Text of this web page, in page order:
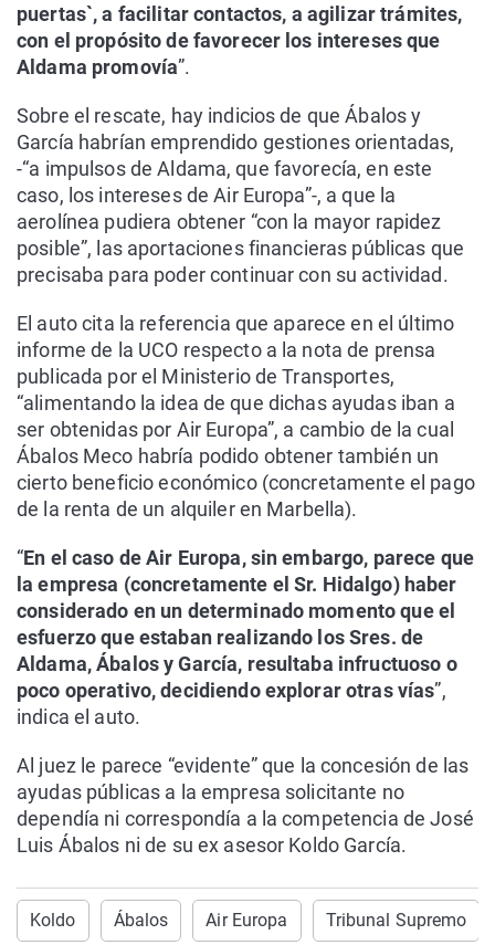
puertas`, a facilitar contactos, a agilizar trámites,
con el propósito de favorecer los intereses que
Aldama promovía”.
Sobre el rescate, hay indicios de que Ábalos y
García habrían emprendido gestiones orientadas,
-“a impulsos de Aldama, que favorecía, en este
caso, los intereses de Air Europa”-, a que la
aerolínea pudiera obtener “con la mayor rapidez
posible”, las aportaciones financieras públicas que
precisaba para poder continuar con su actividad.
El auto cita la referencia que aparece en el último
informe de la UCO respecto a la nota de prensa
publicada por el Ministerio de Transportes,
“alimentando la idea de que dichas ayudas iban a
ser obtenidas por Air Europa”, a cambio de la cual
Ábalos Meco habría podido obtener también un
cierto beneficio económico (concretamente el pago
de la renta de un alquiler en Marbella).
“En el caso de Air Europa, sin embargo, parece que
la empresa (concretamente el Sr. Hidalgo) haber
considerado en un determinado momento que el
esfuerzo que estaban realizando los Sres. de
Aldama, Ábalos y García, resultaba infructuoso o
poco operativo, decidiendo explorar otras vías”,
indica el auto.
Al juez le parece “evidente” que la concesión de las
ayudas públicas a la empresa solicitante no
dependía ni correspondía a la competencia de José
Luis Ábalos ni de su ex asesor Koldo García.
Koldo Ábalos Air Europa Tribunal Supremo